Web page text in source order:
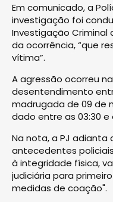
Em comunicado, a
investigação foi
Investigação Criminal
da ocorrência, “que
vítima”.
A agressão ocorreu
desentendimento
madrugada de 09 de
dado entre as 03:30 e
Na nota, a PJ
antecedentes
à integridade física,
judiciária para
medidas de coação".